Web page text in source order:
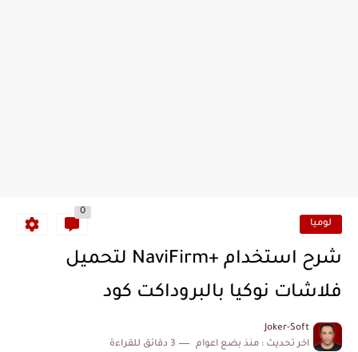
لوميا
0
شرح استخدام +NaviFirm لتحميل
فلاشات نوكيا بالبروداكت كود
Joker-Soft
اخر تحديث : منذ بضع اعوام 3 دقائق للقراءة